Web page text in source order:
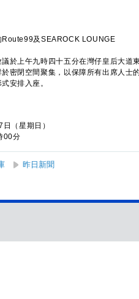
Route99及SEAROCK LOUNGE
上午九時四十五分在灣仔皇后大道
密閉空間聚集，以保障所有出席人士
安排入座。
（星期日）
00分
昨日新聞